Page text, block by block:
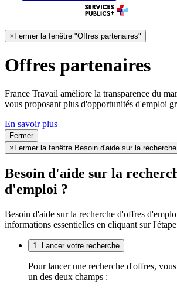
×Fermer la fenêtre "Offres partenaires"
Offres partenaires
France Travail améliore la transparence du
vous proposant plus d'opportunités d'emploi
En savoir plus
Fermer
× Fermer la fenêtre Besoin d'aide sur la
Besoin d'aide sur la
d'emploi ?
Besoin d'aide sur la recherche d'offres
informations essentielles en cliquant sur
1. Lancer votre recherche
Pour lancer une recherche d'offres,
un des deux champs :